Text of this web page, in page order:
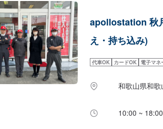
apollostation 秋
え・持ち込み)
代車OK カードOK 電子マネ
和歌山県和
10:00 ~ 18:00